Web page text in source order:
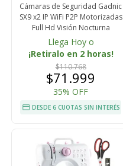
Cámaras de Seguridad Gadnic
SX9 x2 IP WiFi P2P Motorizadas
Full Hd Visión Nocturna
Llega Hoy o
¡Retiralo en 2 horas!
$110.768
$71.999
35% OFF
DESDE 6 CUOTAS SIN INTERÉS